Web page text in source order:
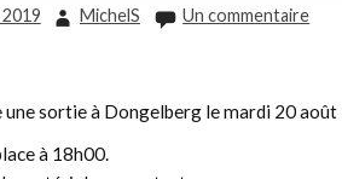
MichelS Un commentaire
une sortie à Dongelberg le mardi 20 août
à 18h00.